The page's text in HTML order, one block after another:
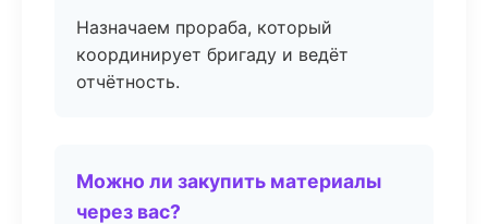
Назначаем прораба, который
координирует бригаду и ведёт
отчётность.
Можно ли закупить материалы
через вас?